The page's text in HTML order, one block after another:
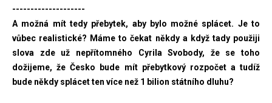
--------------------
A možná mít tedy přebytek, aby bylo možné splácet. Je to
vůbec realistické? Máme to čekat někdy a když tady použiji
slova zde už nepřítomného Cyrila Svobody, že se toho
dožijeme, že Česko bude mít přebytkový rozpočet a tudíž
bude někdy splácet ten více než 1 bilion státního dluhu?